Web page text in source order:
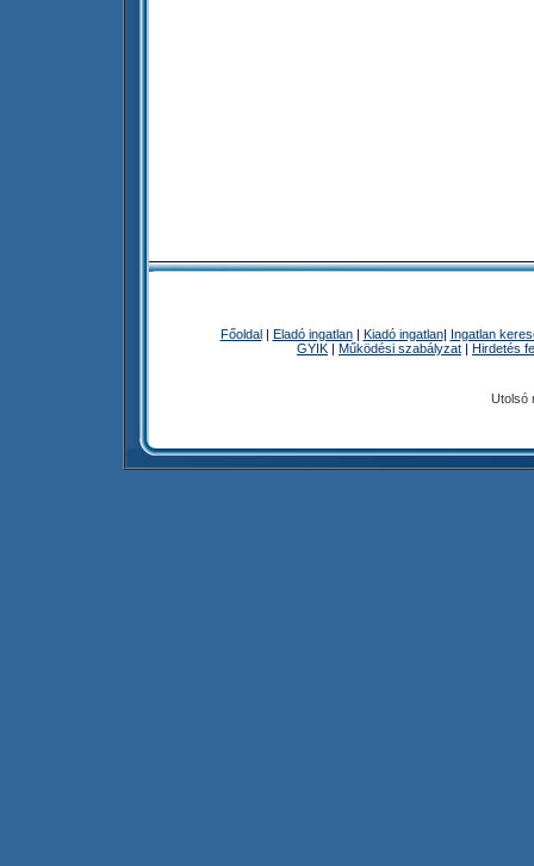
Főoldal| Eladó ingatlan| Kiadó ingatlan| Ingatlan
GYIK | Működési szabályzat | Hirdetés
Utolsó